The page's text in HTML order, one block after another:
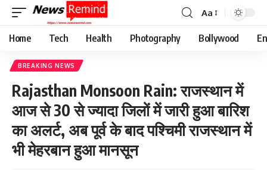
Font
Resizer
Aa
Home Tech Health Photography Bollywood
BREAKING NEWS
Rajasthan Monsoon Rain: राजस्थान में
आज से 30 से ज्यादा जिलों में जारी हुआ बारिश
का अलर्ट, अब पूर्व के बाद पश्चिमी राजस्थान में
भी मेहरबान हुआ मानसून